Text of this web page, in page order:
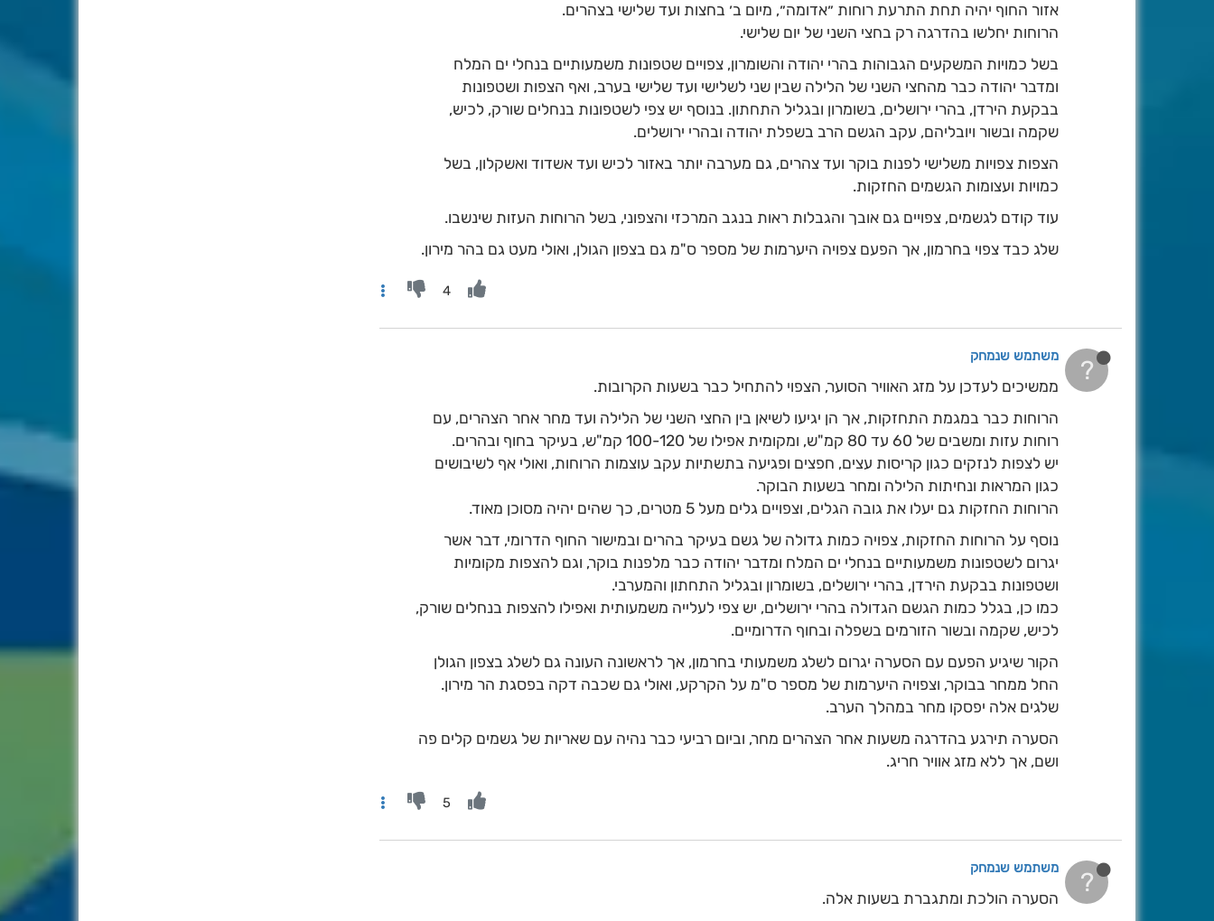
אזור החוף יהיה תחת התרעת רוחות ״אדומה״, מיום ב׳ בחצות ועד שלישי בצהרים.
הרוחות יחלשו בהדרגה רק בחצי השני של יום שלישי.
בשל כמויות המשקעים הגבוהות בהרי יהודה והשומרון, צפויים שטפונות משמעותיים בנחלי ים המלח
ומדבר יהודה כבר מהחצי השני של הלילה שבין שני לשלישי ועד שלישי בערב, ואף הצפות ושטפונות
בבקעת הירדן, בהרי ירושלים, בשומרון ובגליל התחתון. בנוסף יש צפי לשטפונות בנחלים שורק, לכיש,
שקמה ובשור ויובליהם, עקב הגשם הרב בשפלת יהודה ובהרי ירושלים.
הצפות צפויות משלישי לפנות בוקר ועד צהרים, גם מערבה יותר באזור לכיש ועד אשדוד ואשקלון, בשל
כמויות ועצומות הגשמים החזקות.
עוד קודם לגשמים, צפויים גם אובך והגבלות ראות בנגב המרכזי והצפוני, בשל הרוחות העזות שינשבו.
שלג כבד צפוי בחרמון, אך הפעם צפויה היערמות של מספר ס"מ גם בצפון הגולן, ואולי מעט גם בהר מירון.
4
? משתמש שנמחק
ממשיכים לעדכן על מזג האוויר הסוער, הצפוי להתחיל כבר בשעות הקרובות.
הרוחות כבר במגמת התחזקות, אך הן יגיעו לשיאן בין החצי השני של הלילה ועד מחר אחר הצהרים, עם
רוחות עזות ומשבים של 60 עד 80 קמ"ש, ומקומית אפילו של 100-120 קמ"ש, בעיקר בחוף ובהרים.
יש לצפות לנזקים כגון קריסות עצים, חפצים ופגיעה בתשתיות עקב עוצמות הרוחות, ואולי אף לשיבושים
כגון המראות ונחיתות הלילה ומחר בשעות הבוקר.
הרוחות החזקות גם יעלו את גובה הגלים, וצפויים גלים מעל 5 מטרים, כך שהים יהיה מסוכן מאוד.
נוסף על הרוחות החזקות, צפויה כמות גדולה של גשם בעיקר בהרים ובמישור החוף הדרומי, דבר אשר
יגרום לשטפונות משמעותיים בנחלי ים המלח ומדבר יהודה כבר מלפנות בוקר, וגם להצפות מקומיות
ושטפונות בבקעת הירדן, בהרי ירושלים, בשומרון ובגליל התחתון והמערבי.
כמו כן, בגלל כמות הגשם הגדולה בהרי ירושלים, יש צפי לעלייה משמעותית ואפילו להצפות בנחלים שורק,
לכיש, שקמה ובשור הזורמים בשפלה ובחוף הדרומיים.
הקור שיגיע הפעם עם הסערה יגרום לשלג משמעותי בחרמון, אך לראשונה העונה גם לשלג בצפון הגולן
החל ממחר בבוקר, וצפויה היערמות של מספר ס"מ על הקרקע, ואולי גם שכבה דקה בפסגת הר מירון.
שלגים אלה יפסקו מחר במהלך הערב.
הסערה תירגע בהדרגה משעות אחר הצהרים מחר, וביום רביעי כבר נהיה עם שאריות של גשמים קלים פה
ושם, אך ללא מזג אוויר חריג.
5
? משתמש שנמחק
הסערה הולכת ומתגברת בשעות אלה.